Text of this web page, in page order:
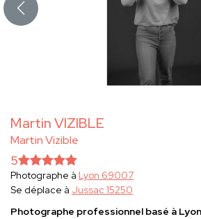
Martin VIZIBLE
Martin Vizible
5
Photographe à Lyon 69007
Se déplace à Jussac 15250
Photographe professionnel basé à Lyon